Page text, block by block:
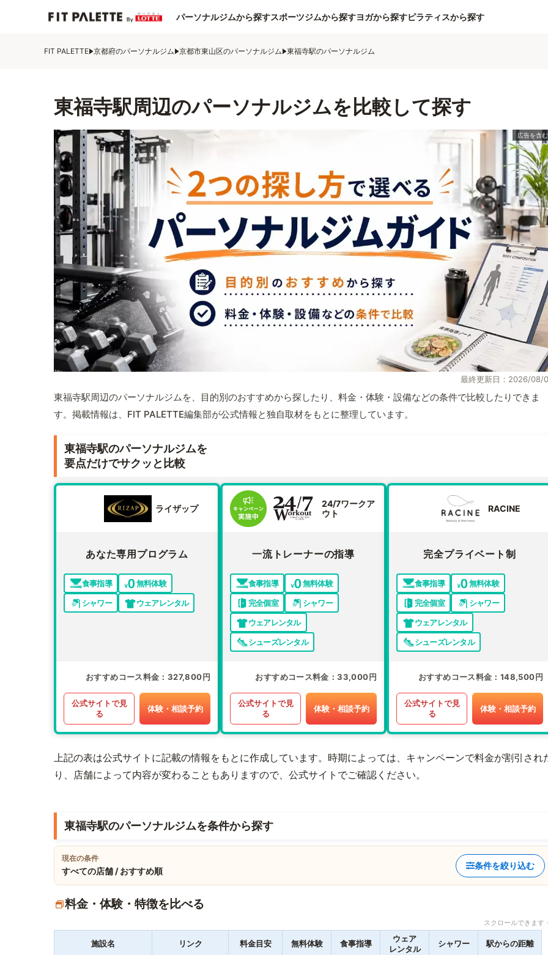
パーソナルジムから探すスポーツジムから探すヨガから探すピラティスから探す
FIT PALETTE 京都府のパーソナルジム 京都市東山区のパーソナルジム 東福寺駅のパーソナルジム
東福寺駅周辺のパーソナルジムを比較して探す
最終更新日：2026/08/
東福寺駅周辺のパーソナルジムを、目的別のおすすめから探したり、料金・体験・設備などの条件で比較したりできま
す。掲載情報は、FIT PALETTE編集部が公式情報と独自取材をもとに整理しています。
東福寺駅のパーソナルジムを
要点だけでサクッと比較
ライザップ
あなた専用プログラム
食事指導
無料体験
シャワー
ウェアレンタル
おすすめコース料金 327,800円
公式サイトで見
る
体験・相談予約
24/7ワークア
ウト
一流トレーナーの指導
食事指導
無料体験
完全個室
シャワー
ウェアレンタル
シューズレンタル
おすすめコース料金 33,000円
公式サイトで見
る
体験・相談予約
RACINE
完全プライベート制
食事指導
無料体験
完全個室
シャワー
ウェアレンタル
シューズレンタル
おすすめコース料金 148,500円
公式サイトで見
る
体験・相談予約
上記の表は公式サイトに記載の情報をもとに作成しています。時期によっては、キャンペーンで料金が割引され
り、店舗によって内容が変わることもありますので、公式サイトでご確認ください。
東福寺駅のパーソナルジムを条件から探す
現在の条件
すべての店舗 / おすすめ順
条件を絞り込む
料金・体験・特徴を比べる
スクロールできま
施設名 リンク 料金目安 無料体験 食事指導
ウェア
レンタル
シャワー 駅からの距離